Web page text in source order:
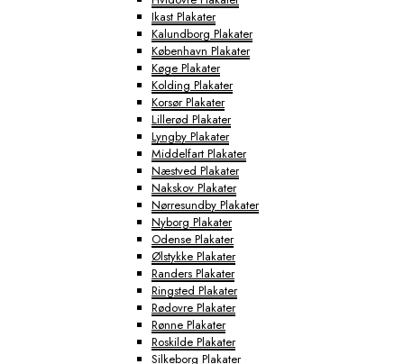
Ikast Plakater
Kalundborg Plakater
København Plakater
Køge Plakater
Kolding Plakater
Korsør Plakater
Lillerød Plakater
Lyngby Plakater
Middelfart Plakater
Næstved Plakater
Nakskov Plakater
Nørresundby Plakater
Nyborg Plakater
Odense Plakater
Ølstykke Plakater
Randers Plakater
Ringsted Plakater
Rødovre Plakater
Rønne Plakater
Roskilde Plakater
Silkeborg Plakater